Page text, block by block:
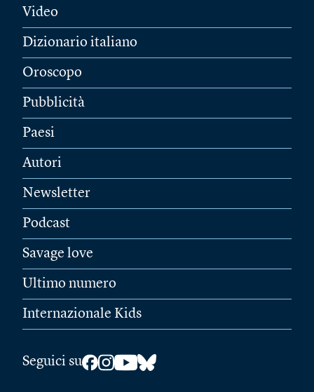
Video
Dizionario italiano
Oroscopo
Pubblicità
Paesi
Autori
Newsletter
Podcast
Savage love
Ultimo numero
Internazionale Kids
Seguici su